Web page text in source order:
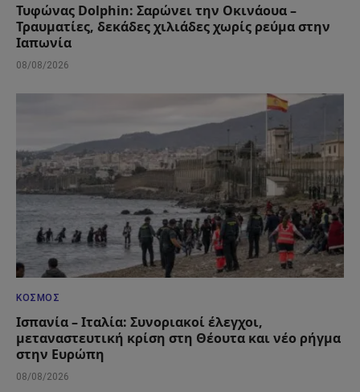
Τυφώνας Dolphin: Σαρώνει την Οκινάουα –
Τραυματίες, δεκάδες χιλιάδες χωρίς ρεύμα στην
Ιαπωνία
08/08/2026
ΚΌΣΜΟΣ
Ισπανία – Ιταλία: Συνοριακοί έλεγχοι,
μεταναστευτική κρίση στη Θέουτα και νέο ρήγμα
στην Ευρώπη
08/08/2026